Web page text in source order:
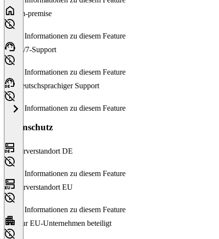
On-premise
Keine Informationen zu diesem Feature
24/7-Support
Keine Informationen zu diesem Feature
Deutschsprachiger Support
Keine Informationen zu diesem Feature
Datenschutz
Serverstandort DE
Keine Informationen zu diesem Feature
Serverstandort EU
Keine Informationen zu diesem Feature
Nur EU-Unternehmen beteiligt